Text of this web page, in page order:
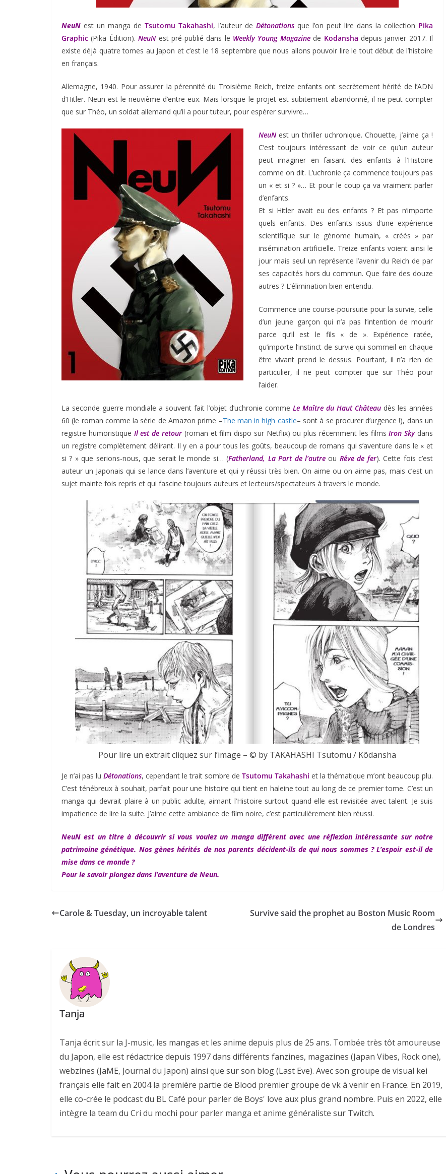
NeuN est un manga de Tsutomu Takahashi, l’auteur de Détonations que l’on peut lire dans la collection Pika
Graphic (Pika Édition).NeuNest pré-publié dans le Weekly Young Magazine de Kodansha depuis janvier 2017. Il
existe déjà quatre tomes au Japon et c’est le 18 septembre que nous allons pouvoir lire le tout début de l’histoire
en français.
Allemagne, 1940. Pour assurer la pérennité du Troisième Reich, treize enfants ont secrètement hérité de l’ADN
d’Hitler. Neun est le neuvième d’entre eux. Mais lorsque le projet est subitement abandonné, il ne peut compter
que sur Théo, un soldat allemand qu’il a pour tuteur, pour espérer survivre…
NeuNest un thriller uchronique. Chouette, j’aime ça !
C’est toujours intéressant de voir ce qu’un auteur
peut imaginer en faisant des enfants à l’Histoire
comme on dit. L’uchronie ça commence toujours pas
un « et si ? »… Et pour le coup ça va vraiment parler
d’enfants.
Et si Hitler avait eu des enfants ? Et pas n’importe
quels enfants. Des enfants issus d’une expérience
scientifique sur le génome humain, « créés » par
insémination artificielle. Treize enfants voient ainsi le
jour mais seul un représente l’avenir du Reich de par
ses capacités hors du commun. Que faire des douze
autres ? L’élimination bien entendu.
Commence une course-poursuite pour la survie, celle
d’un jeune garçon qui n’a pas l’intention de mourir
parce qu’il est le fils « de ». Expérience ratée,
qu’importe l’instinct de survie qui sommeil en chaque
être vivant prend le dessus. Pourtant, il n’a rien de
particulier, il ne peut compter que sur Théo pour
l’aider.
La seconde guerre mondiale a souvent fait l’objet d’uchronie comme Le Maître du Haut Château dès les années
60 (le roman comme la série de Amazon prime –The man in high castle– sont à se procurer d’urgence !), dans un
registre humoristique Il est de retour(roman et film dispo sur Netflix) ou plus récemment les filmsIron Skydans
un registre complètement délirant. Il y en a pour tous les goûts, beaucoup de romans qui s’aventure dans le « et
si ? » que serions-nous, que serait le monde si… (Fatherland, La Part de l’autre ou Rêve de fer). Cette fois c’est
auteur un Japonais qui se lance dans l’aventure et qui y réussi très bien. On aime ou on aime pas, mais c’est un
sujet mainte fois repris et qui fascine toujours auteurs et lecteurs/spectateurs à travers le monde.
Pour lire un extrait cliquez sur l’image – © by TAKAHASHI Tsutomu / Kôdansha
Je n’ai pas lu Détonations, cependant le trait sombre de Tsutomu Takahashi et la thématique m’ont beaucoup plu.
C’est ténébreux à souhait, parfait pour une histoire qui tient en haleine tout au long de ce premier tome. C’est un
manga qui devrait plaire à un public adulte, aimant l’Histoire surtout quand elle est revisitée avec talent. Je suis
impatience de lire la suite. J’aime cette ambiance de film noire, c’est particulièrement bien réussi.
NeuN est un titre à découvrir si vous voulez un manga différent avec une réflexion intéressante sur notre
patrimoine génétique. Nos gènes hérités de nos parents décident-ils de qui nous sommes ? L’espoir est-il de
mise dans ce monde ?
Pour le savoir plongez dans l’aventure de Neun.
Carole & Tuesday, un incroyable talent
Survive said the prophet au Boston Music Room
de Londres
Tanja
Tanja écrit sur la J-music, les mangas et les anime depuis plus de 25 ans. Tombée très tôt amoureuse
du Japon, elle est rédactrice depuis 1997 dans différents fanzines, magazines (Japan Vibes, Rock one),
webzines (JaME, Journal du Japon) ainsi que sur son blog (Last Eve). Avec son groupe de visual kei
français elle fait en 2004 la première partie de Blood premier groupe de vk à venir en France. En 2019,
elle co-crée le podcast du BL Café pour parler de Boys' love aux plus grand nombre. Puis en 2022, elle
intègre la team du Cri du mochi pour parler manga et anime généraliste sur Twitch.